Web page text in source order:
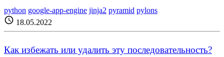
python google-app-engine jinja2 pyramid pylons
schedule 18.05.2022
Как избежать или удалить эту последовательность?